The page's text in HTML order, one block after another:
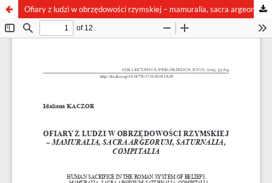
Ofiary z ludzi w obrzędowości rzymskiej – mamuralia, sacra argeorum, saturnalia, compitalia